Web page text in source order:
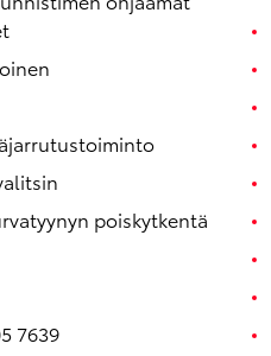
poiskytkentä
7639